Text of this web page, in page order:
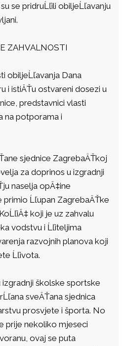
se pridruĹľili obiljeĹľavanju
ZAHVALNOSTI
obiljeĹľavanja Dana
i istiÄŤu ostvareni dosezi u
predstavnici vlasti
na potporama i
sjednice ZagrebaÄŤkoj
za doprinos u izgradnji
naselja opÄ‡ine
primio Ĺľupan ZagrebaÄŤke
koji je uz zahvalu
vodstvu i Ĺľiteljima
razvojnih planova koji
Ĺľivota.
školske sportske
sveÄŤana sjednica
prosvjete i športa. No
prije nekoliko mjeseci
ovaj se puta